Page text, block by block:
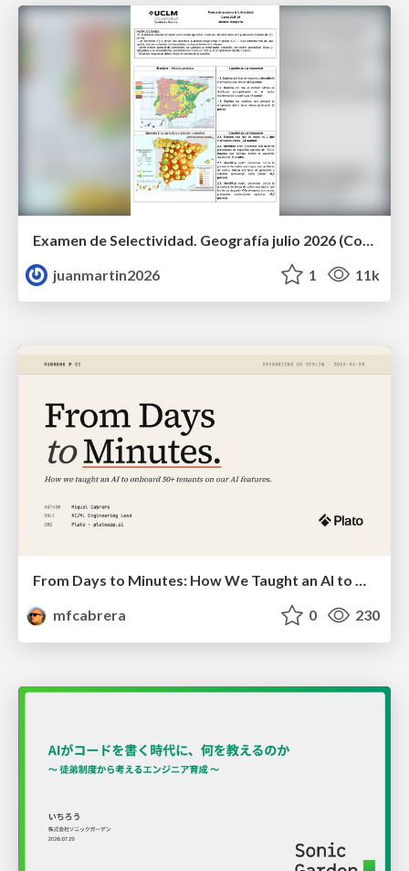
juanmartin2026
1 11k
From Days to Minutes: How We Taught an AI to Onboard 50+ Tenants on our AI Features
mfcabrera
0 230